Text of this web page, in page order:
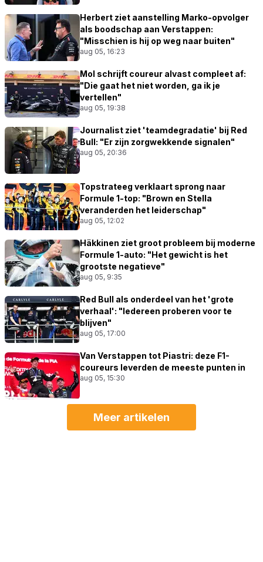
Herbert ziet aanstelling Marko-opvolger
als boodschap aan Verstappen:
"Misschien is hij op weg naar buiten"
aug 05, 16:23
Mol schrijft coureur alvast compleet af:
"Die gaat het niet worden, ga ik je
vertellen"
aug 05, 19:38
Journalist ziet 'teamdegradatie' bij Red
Bull: "Er zijn zorgwekkende signalen"
aug 05, 20:36
Topstrateeg verklaart sprong naar
Formule 1-top: "Brown en Stella
veranderden het leiderschap"
aug 05, 12:02
Häkkinen ziet groot probleem bij moderne
Formule 1-auto: "Het gewicht is het
grootste negatieve"
aug 05, 9:35
Red Bull als onderdeel van het 'grote
verhaal': "Iedereen proberen voor te
blijven"
aug 05, 17:00
Van Verstappen tot Piastri: deze F1-
coureurs leverden de meeste punten in
aug 05, 15:30
Meer artikelen